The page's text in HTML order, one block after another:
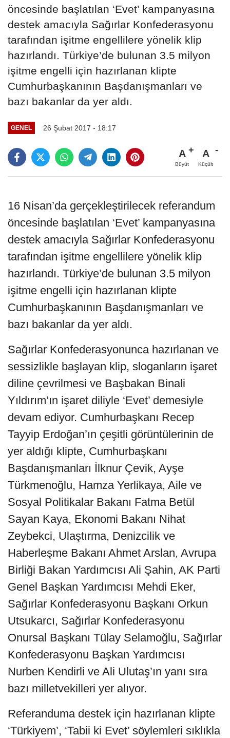
öncesinde başlatılan ‘Evet’ kampanyasına
destek amacıyla Sağırlar Konfederasyonu
tarafından işitme engellilere yönelik klip
hazırlandı. Türkiye’de bulunan 3.5 milyon
işitme engelli için hazırlanan klipte
Cumhurbaşkanının Başdanışmanları ve
bazı bakanlar da yer aldı.
GENEL 26 Şubat 2017 - 18:17
A
Büyüt
A
Küçült
16 Nisan’da gerçekleştirilecek referandum
öncesinde başlatılan ‘Evet’ kampanyasına
destek amacıyla Sağırlar Konfederasyonu
tarafından işitme engellilere yönelik klip
hazırlandı. Türkiye’de bulunan 3.5 milyon
işitme engelli için hazırlanan klipte
Cumhurbaşkanının Başdanışmanları ve
bazı bakanlar da yer aldı.
Sağırlar Konfederasyonunca hazırlanan ve
sessizlikle başlayan klip, sloganların işaret
diline çevrilmesi ve Başbakan Binali
Yıldırım’ın işaret diliyle ‘Evet’ demesiyle
devam ediyor. Cumhurbaşkanı Recep
Tayyip Erdoğan’ın çeşitli görüntülerinin de
yer aldığı klipte, Cumhurbaşkanı
Başdanışmanları İlknur Çevik, Ayşe
Türkmenoğlu, Hamza Yerlikaya, Aile ve
Sosyal Politikalar Bakanı Fatma Betül
Sayan Kaya, Ekonomi Bakanı Nihat
Zeybekci, Ulaştırma, Denizcilik ve
Haberleşme Bakanı Ahmet Arslan, Avrupa
Birliği Bakan Yardımcısı Ali Şahin, AK Parti
Genel Başkan Yardımcısı Mehdi Eker,
Sağırlar Konfederasyonu Başkanı Orkun
Utsukarcı, Sağırlar Konfederasyonu
Onursal Başkanı Tülay Selamoğlu, Sağırlar
Konfederasyonu Başkan Yardımcısı
Nurben Kendirli ve Ali Ulutaş’ın yanı sıra
bazı milletvekilleri yer alıyor.
Referanduma destek için hazırlanan klipte
‘Türkiyem’, ‘Tabii ki Evet’ söylemleri sıklıkla